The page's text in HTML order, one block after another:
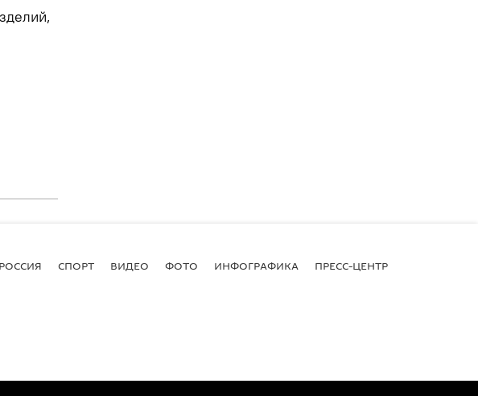
РОССИЯ СПОРТ ВИДЕО ФОТО ИНФОГРАФИКА ПРЕСС-ЦЕНТР